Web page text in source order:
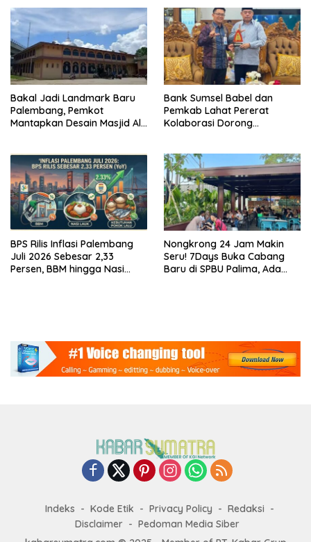
Bakal Jadi Landmark Baru
Palembang, Pemkot
Mantapkan Desain Masjid Al
Bank Sumsel Babel dan
Pemkab Lahat Pererat
Kolaborasi Dorong
BPS Rilis Inflasi Palembang
Juli 2026 Sebesar 2,33
Persen, BBM hingga Nasi
Nongkrong 24 Jam Makin
Seru! 7Days Buka Cabang
Baru di SPBU Palima, Ada
Indeks Kode Etik Privacy Policy
Redaksi
Disclaimer
Pedoman Media Siber